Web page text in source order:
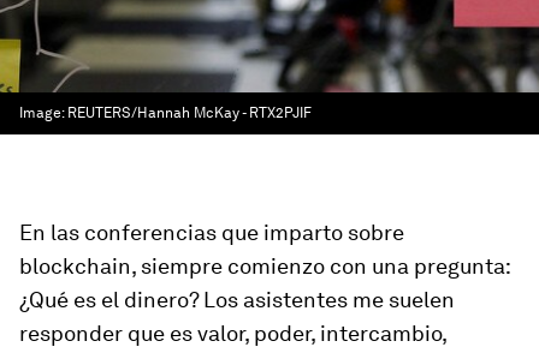
Image: REUTERS/Hannah McKay - RTX2PJIF
En las conferencias que imparto sobre
blockchain, siempre comienzo con una pregunta:
¿Qué es el dinero? Los asistentes me suelen
responder que es valor, poder, intercambio,